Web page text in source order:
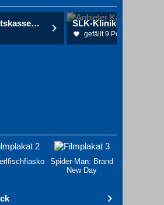
AOK - Die Gesundheitskasse KundenCenter Bad Rappenau
gefällt 9 Personen
Spider-Man: Brand
New Day